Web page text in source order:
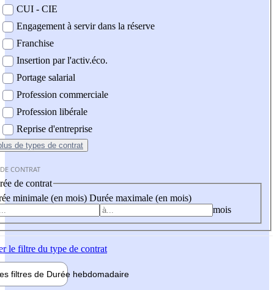
CUI - CIE
Engagement à servir dans la réserve
Franchise
Insertion par l'activ.éco.
Portage salarial
Profession commerciale
Profession libérale
Reprise d'entreprise
de types de contrat
CONTRAT
de contrat
minimale (en mois) Durée maximale (en mois)
mois
le filtre du type de contrat
filtres de Durée hebdomadaire